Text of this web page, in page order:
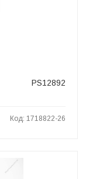
PS12892
Код: 1718822-26